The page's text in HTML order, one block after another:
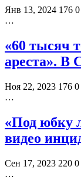
Янв 13, 2024 176 0
…
«60 тысяч
ареста». В
Ноя 22, 2023 176 0
…
«Под юбку
видео
Сен 17, 2023 220 0
…